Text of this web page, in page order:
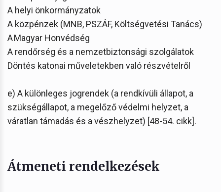
A helyi önkormányzatok
A közpénzek (MNB, PSZÁF, Költségvetési Tanács)
A Magyar Honvédség
A rendőrség és a nemzetbiztonsági szolgálatok
Döntés katonai műveletekben való részvételről
e) A különleges jogrendek (a rendkívüli állapot, a
szükségállapot, a megelőző védelmi helyzet, a
váratlan támadás és a vészhelyzet) [48-54. cikk].
Átmeneti rendelkezések